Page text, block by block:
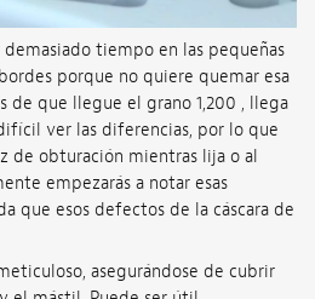
tiempo en las pequeñas
porque no quiere quemar esa
de que llegue el grano 1,200 , llega
ver las diferencias, por lo que
de obturación mientras lija o al
empezarás a notar esas
que esos defectos de la cáscara de
asegurándose de cubrir